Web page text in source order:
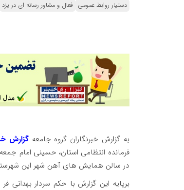
دستیار روابط عمومی فعال و مشاور رسانه ای در یزد
به گزارش خبرنگاران گروه جامعهگزارش
فرمانده انتظامی استان، حسینی امام
در سالن همایش های آهن شهر این
برپایه این گزارش با حکم سردار بهدانی